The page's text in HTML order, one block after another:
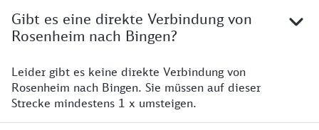
Gibt es eine direkte Verbindung von
Rosenheim nach Bingen?
Leider gibt es keine direkte Verbindung von
Rosenheim nach Bingen. Sie müssen auf dieser
Strecke mindestens 1 x umsteigen.